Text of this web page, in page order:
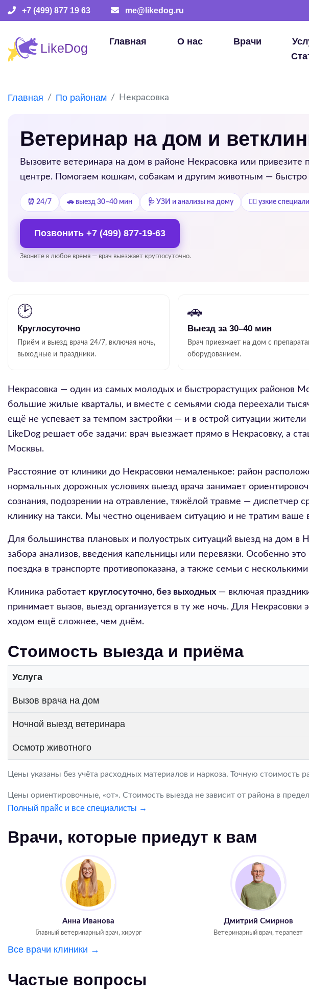
+7 (499) 877 19 63 me@likedog.ru
Главная О нас Врачи
Главная По районам Некрасовка
Ветеринар на дом и
Вызовите ветеринара на дом в районе Некрасовка или привезите
центре. Помогаем кошкам, собакам и другим животным — быстро
⏰ 24/7 🚗 выезд 30–40 мин 🩺 УЗИ и анализы на дому 👨‍⚕️ узкие
Позвонить +7 (499) 877-19-63
Звоните в любое время — врач выезжает круглосуточно.
🕑
Круглосуточно
Приём и выезд врача 24/7, включая ночь,
выходные и праздники.
🚗
Выезд за 30–40 мин
Врач приезжает на дом с
оборудованием.
Некрасовка — один из самых молодых и быстрорастущих районов
большие жилые кварталы, и вместе с семьями сюда переехали
ещё не успевает за темпом застройки — и в острой ситуации
LikeDog решает обе задачи: врач выезжает прямо в Некрасовку, а
Москвы.
Расстояние от клиники до Некрасовки немаленькое: район
нормальных дорожных условиях выезд врача занимает
сознания, подозрении на отравление, тяжёлой травме — диспетчер
клинику на такси. Мы честно оцениваем ситуацию и не тратим ваше
Для большинства плановых и полуострых ситуаций выезд на дом в
забора анализов, введения капельницы или перевязки. Особенно
поездка в транспорте противопоказана, а также семьи с
Клиника работает круглосуточно, без выходных — включая
принимает вызов, выезд организуется в ту же ночь. Для
ходом ещё сложнее, чем днём.
Стоимость выезда и приёма
Услуга
Вызов врача на дом
Ночной выезд ветеринара
Осмотр животного
Цены указаны без учёта расходных материалов и наркоза. Точную стоимость
Цены ориентировочные, «от». Стоимость выезда не зависит от района в
Полный прайс и все специалисты →
Врачи, которые приедут к вам
Анна Иванова
Главный ветеринарный врач, хирург
Дмитрий Смирнов
Ветеринарный врач, терапевт
Все врачи клиники →
Частые вопросы